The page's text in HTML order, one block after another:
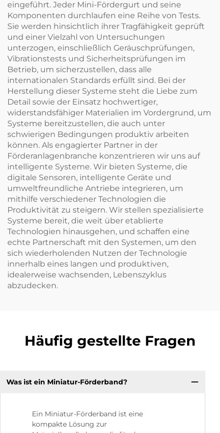
eingeführt. Jeder Mini-Fördergurt und seine
Komponenten durchlaufen eine Reihe von Tests.
Sie werden hinsichtlich ihrer Tragfähigkeit geprüft
und einer Vielzahl von Untersuchungen
unterzogen, einschließlich Geräuschprüfungen,
Vibrationstests und Sicherheitsprüfungen im
Betrieb, um sicherzustellen, dass alle
internationalen Standards erfüllt sind. Bei der
Herstellung dieser Systeme steht die Liebe zum
Detail sowie der Einsatz hochwertiger,
widerstandsfähiger Materialien im Vordergrund, um
Systeme bereitzustellen, die auch unter
schwierigen Bedingungen produktiv arbeiten
können. Als engagierter Partner in der
Förderanlagenbranche konzentrieren wir uns auf
intelligente Systeme. Wir bieten Systeme, die
digitale Sensoren, intelligente Geräte und
umweltfreundliche Antriebe integrieren, um
mithilfe verschiedener Technologien die
Produktivität zu steigern. Wir stellen spezialisierte
Systeme bereit, die weit über etablierte
Technologien hinausgehen, und schaffen eine
echte Partnerschaft mit den Systemen, um den
sich wiederholenden Nutzen der Technologie
innerhalb eines langen und produktiven,
idealerweise wachsenden, Lebenszyklus
abzudecken.
Häufig gestellte Fragen
Was ist ein Miniatur-Förderband?
Ein Miniatur-Förderband ist eine
kompakte Lösung zur